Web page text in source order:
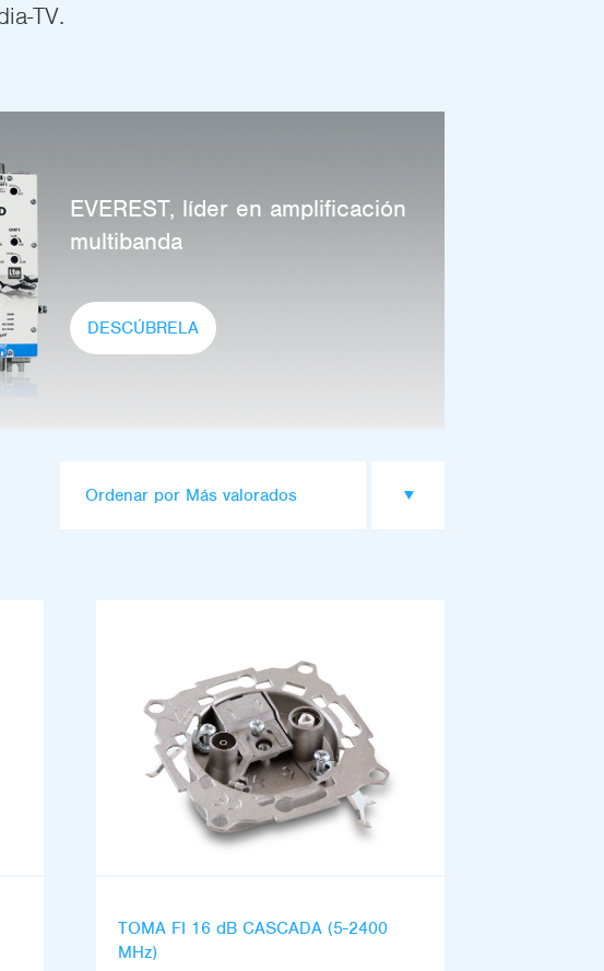
TV.
EVEREST, líder en amplificación
multibanda
DESCÚBRELA
Ordenar por Más valorados
TOMA FI 16 dB CASCADA (5-2400
MHz)